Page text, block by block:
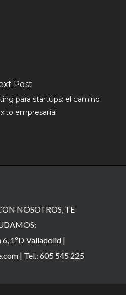
Post
para startups: el camino
empresarial
NOSOTROS, TE
1ºD Valladolid |
| Tel.: 605 545 225